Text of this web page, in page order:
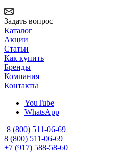
Задать вопрос
Каталог
Акции
Статьи
Как купить
Бренды
Компания
Контакты
YouTube
WhatsApp
8 (800) 511-06-69
8 (800) 511-06-69
+7 (917) 588-58-60